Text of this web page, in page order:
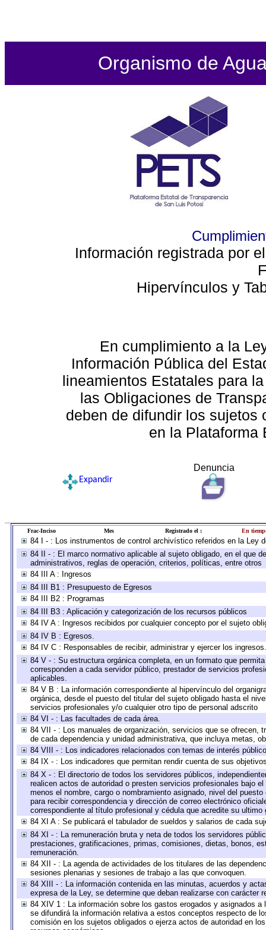
Organismo de
Información registrada por
Hipervínculos y
En cumplimiento a la
Información Pública del
lineamientos Estatales para
las Obligaciones de
deben de difundir los sujetos
en la Plataforma
Denuncia
Expandir
Frac-Inciso Mes Registrado el : En
84 I - : Los instrumentos de control archivístico referidos en la Ley
84 II - : El marco normativo aplicable al sujeto obligado, en el que
administrativos, reglas de operación, criterios, políticas, entre otros
84 III A : Ingresos
84 III B1 : Presupuesto de Egresos
84 III B2 : Programas
84 III B3 : Aplicación y categorización de los recursos públicos
84 IV A : Ingresos recibidos por cualquier concepto por el sujeto
84 IV B : Egresos.
84 IV C : Responsables de recibir, administrar y ejercer los ingresos.
84 V - : Su estructura orgánica completa, en un formato que
corresponden a cada servidor público, prestador de servicios
aplicables.
84 V B : La información correspondiente al hipervínculo del
orgánica, desde el puesto del titular del sujeto obligado hasta el
servicios profesionales y/o cualquier otro tipo de personal adscrito
84 VI - : Las facultades de cada área.
84 VII - : Los manuales de organización, servicios que se
de cada dependencia y unidad administrativa, que incluya metas,
84 VIII - : Los indicadores relacionados con temas de interés
84 IX - : Los indicadores que permitan rendir cuenta de sus
84 X - : El directorio de todos los servidores públicos,
realicen actos de autoridad o presten servicios profesionales bajo
menos el nombre, cargo o nombramiento asignado, nivel del
para recibir correspondencia y dirección de correo electrónico
correspondiente al título profesional y cédula que acredite su ultimo
84 XI A : Se publicará el tabulador de sueldos y salarios de cada
84 XI - : La remuneración bruta y neta de todos los servidores
prestaciones, gratificaciones, primas, comisiones, dietas, bonos,
remuneración.
84 XII - : La agenda de actividades de los titulares de las
sesiones plenarias y sesiones de trabajo a las que convoquen.
84 XIII - : La información contenida en las minutas, acuerdos y
expresa de la Ley, se determine que deban realizarse con carácter
84 XIV 1 : La información sobre los gastos erogados y asignados
se difundirá la información relativa a estos conceptos respecto de
comisión en los sujetos obligados o ejerza actos de autoridad en